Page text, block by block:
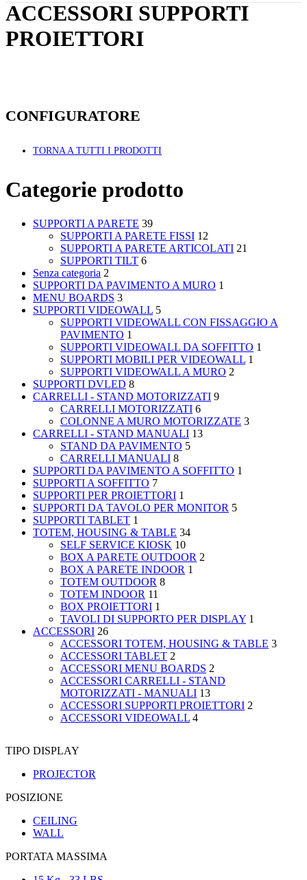
ACCESSORI SUPPORTI
PROIETTORI
CONFIGURATORE
TORNA A TUTTI I PRODOTTI
Categorie prodotto
SUPPORTI A PARETE 39
SUPPORTI A PARETE FISSI 12
SUPPORTI A PARETE ARTICOLATI 21
SUPPORTI TILT 6
Senza categoria 2
SUPPORTI DA PAVIMENTO A MURO 1
MENU BOARDS 3
SUPPORTI VIDEOWALL 5
SUPPORTI VIDEOWALL CON FISSAGGIO A
PAVIMENTO 1
SUPPORTI VIDEOWALL DA SOFFITTO 1
SUPPORTI MOBILI PER VIDEOWALL 1
SUPPORTI VIDEOWALL A MURO 2
SUPPORTI DVLED 8
CARRELLI - STAND MOTORIZZATI 9
CARRELLI MOTORIZZATI 6
COLONNE A MURO MOTORIZZATE 3
CARRELLI - STAND MANUALI 13
STAND DA PAVIMENTO 5
CARRELLI MANUALI 8
SUPPORTI DA PAVIMENTO A SOFFITTO 1
SUPPORTI A SOFFITTO 7
SUPPORTI PER PROIETTORI 1
SUPPORTI DA TAVOLO PER MONITOR 5
SUPPORTI TABLET 1
TOTEM, HOUSING & TABLE 34
SELF SERVICE KIOSK 10
BOX A PARETE OUTDOOR 2
BOX A PARETE INDOOR 1
TOTEM OUTDOOR 8
TOTEM INDOOR 11
BOX PROIETTORI 1
TAVOLI DI SUPPORTO PER DISPLAY 1
ACCESSORI 26
ACCESSORI TOTEM, HOUSING & TABLE 3
ACCESSORI TABLET 2
ACCESSORI MENU BOARDS 2
ACCESSORI CARRELLI - STAND
MOTORIZZATI - MANUALI 13
ACCESSORI SUPPORTI PROIETTORI 2
ACCESSORI VIDEOWALL 4
TIPO DISPLAY
PROJECTOR
POSIZIONE
CEILING
WALL
PORTATA MASSIMA